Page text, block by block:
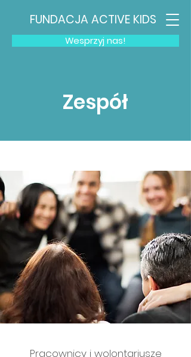
Wesprzyj nas!
FUNDACJA ACTIVE KIDS
Zespół
Pracownicy i wolontariusze